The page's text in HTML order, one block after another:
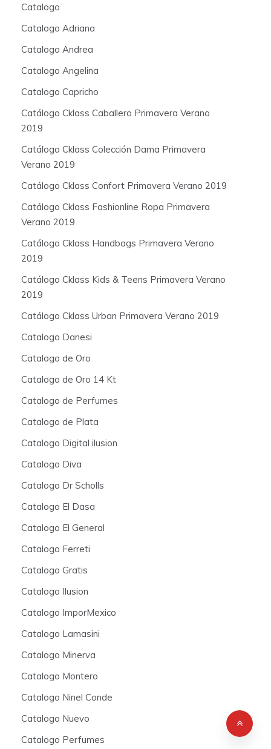
Catalogo
Catalogo Adriana
Catalogo Andrea
Catalogo Angelina
Catalogo Capricho
Catálogo Cklass Caballero Primavera Verano
2019
Catálogo Cklass Colección Dama Primavera
Verano 2019
Catálogo Cklass Confort Primavera Verano 2019
Catálogo Cklass Fashionline Ropa Primavera
Verano 2019
Catálogo Cklass Handbags Primavera Verano
2019
Catálogo Cklass Kids & Teens Primavera Verano
2019
Catálogo Cklass Urban Primavera Verano 2019
Catalogo Danesi
Catalogo de Oro
Catalogo de Oro 14 Kt
Catalogo de Perfumes
Catalogo de Plata
Catalogo Digital ilusion
Catalogo Diva
Catalogo Dr Scholls
Catalogo El Dasa
Catalogo El General
Catalogo Ferreti
Catalogo Gratis
Catalogo Ilusion
Catalogo ImporMexico
Catalogo Lamasini
Catalogo Minerva
Catalogo Montero
Catalogo Ninel Conde
Catalogo Nuevo
Catalogo Perfumes